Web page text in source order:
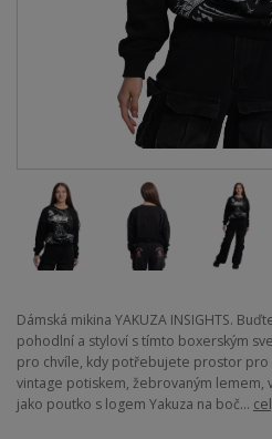
Dámská mikina YAKUZA INSIGHTS.
pohodlní a styloví s tímto boxerským
pro chvíle, kdy potřebujete prostor pro
vintage potiskem, žebrovaným lemem,
jako poutko s logem Yakuza na boč...